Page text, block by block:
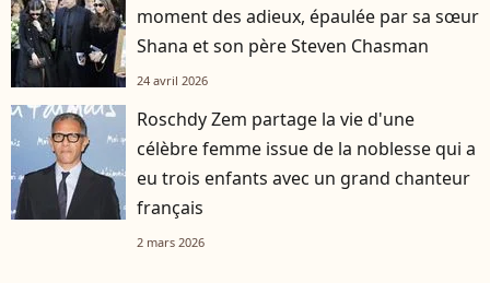
moment des adieux, épaulée par sa sœur
Shana et son père Steven Chasman
24 avril 2026
Roschdy Zem partage la vie d'une
célèbre femme issue de la noblesse qui a
eu trois enfants avec un grand chanteur
français
2 mars 2026